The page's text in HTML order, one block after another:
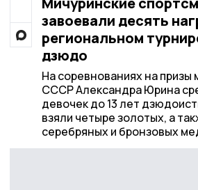
завоевали десять
региональном
дзюдо
На соревнованиях на призы
СССР Александра Юрина
девочек до 13 лет
взяли четыре золотых, а
серебряных и бронзовых